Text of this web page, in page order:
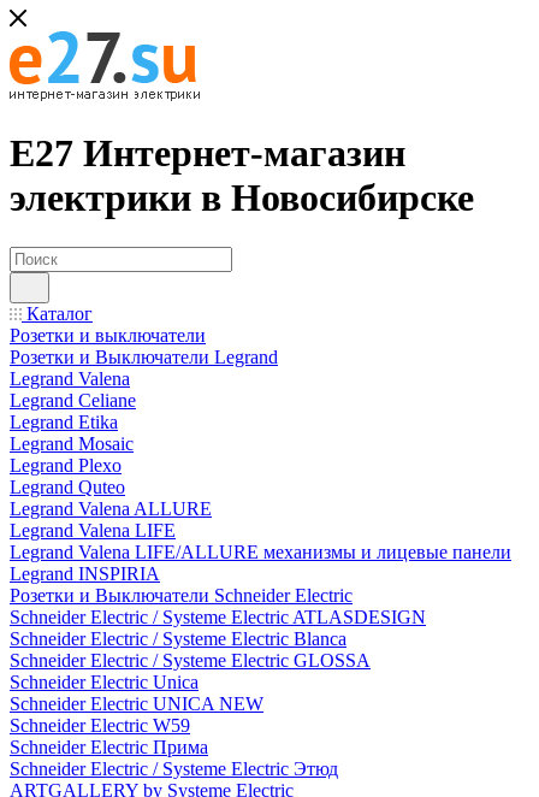
Е27 Интернет-магазин
электрики в Новосибирске
Каталог
Розетки и выключатели
Розетки и Выключатели Legrand
Legrand Valena
Legrand Celiane
Legrand Etika
Legrand Mosaic
Legrand Plexo
Legrand Quteo
Legrand Valena ALLURE
Legrand Valena LIFE
Legrand Valena LIFE/ALLURE механизмы и лицевые панели
Legrand INSPIRIA
Розетки и Выключатели Schneider Electric
Schneider Electric / Systeme Electric ATLASDESIGN
Schneider Electric / Systeme Electric Blanca
Schneider Electric / Systeme Electric GLOSSA
Schneider Electric Unica
Schneider Electric UNICA NEW
Schneider Electric W59
Schneider Electric Прима
Schneider Electric / Systeme Electric Этюд
ARTGALLERY by Systeme Electric